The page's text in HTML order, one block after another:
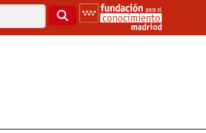
Buscar